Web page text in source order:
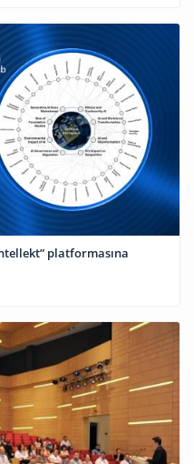
platformasına